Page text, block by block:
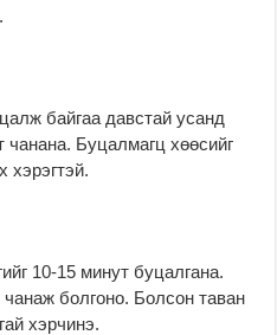
байгаа давстай усанд
чанана. Буцалмагц хөөсийг
хэрэгтэй.
10-15 минут буцалгана.
болгоно. Болсон таван
хэрчинэ.